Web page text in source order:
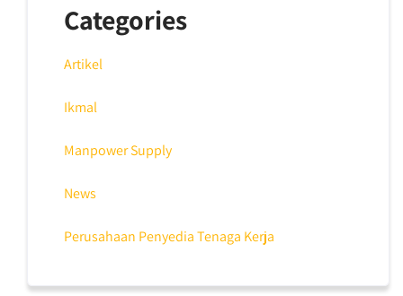
Categories
Artikel
Ikmal
Manpower Supply
News
Perusahaan Penyedia Tenaga Kerja